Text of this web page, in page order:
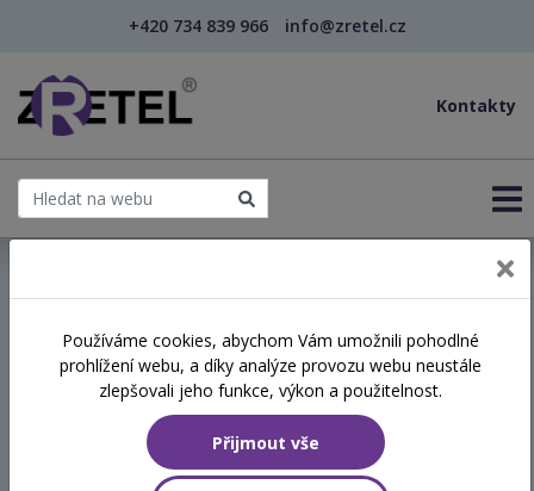
+420 734 839 966 info@zretel.cz
Kontakty
Základy adiktologického
poradenství
Používáme cookies, abychom Vám umožnili pohodlné
prohlížení webu, a díky analýze provozu webu neustále
zlepšovali jeho funkce, výkon a použitelnost.
Přijmout vše